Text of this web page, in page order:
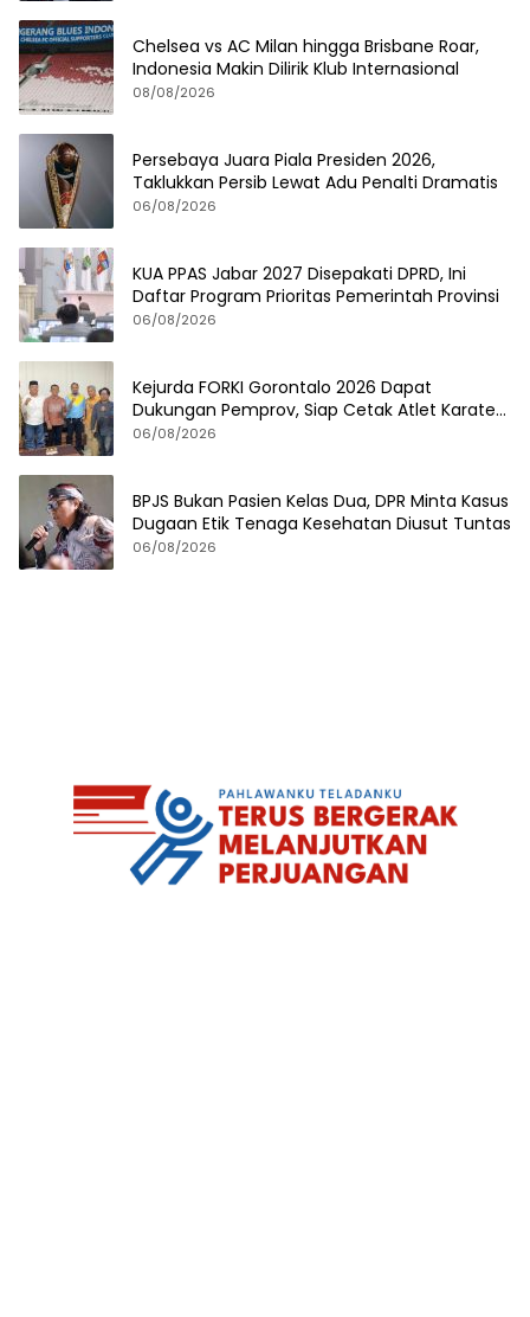
Chelsea vs AC Milan hingga Brisbane Roar,
Indonesia Makin Dilirik Klub Internasional
08/08/2026
Persebaya Juara Piala Presiden 2026,
Taklukkan Persib Lewat Adu Penalti Dramatis
06/08/2026
KUA PPAS Jabar 2027 Disepakati DPRD, Ini
Daftar Program Prioritas Pemerintah Provinsi
06/08/2026
Kejurda FORKI Gorontalo 2026 Dapat
Dukungan Pemprov, Siap Cetak Atlet Karate
Berprestasi
06/08/2026
BPJS Bukan Pasien Kelas Dua, DPR Minta Kasus
Dugaan Etik Tenaga Kesehatan Diusut Tuntas
06/08/2026